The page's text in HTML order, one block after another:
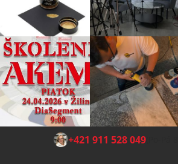
Z +421 911 528 049(Po-Pá